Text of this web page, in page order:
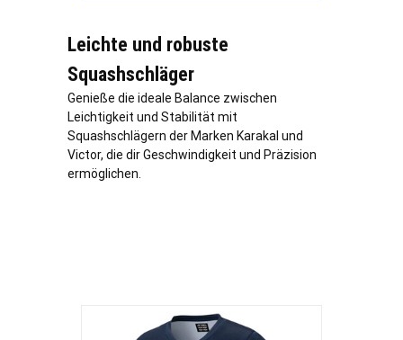
Leichte und robuste
Squashschläger
Genieße die ideale Balance zwischen
Leichtigkeit und Stabilität mit
Squashschlägern der Marken Karakal und
Victor, die dir Geschwindigkeit und Präzision
ermöglichen.